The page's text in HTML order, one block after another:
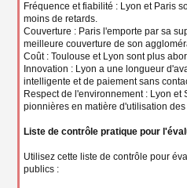
Fréquence et fiabilité : Lyon et Paris
moins de retards.
Couverture : Paris l'emporte par sa
meilleure couverture de son
Coût : Toulouse et Lyon sont plus
Innovation : Lyon a une longueur
intelligente et de paiement sans
Respect de l'environnement : Lyon et
pionnières en matière d'utilisation
Liste de contrôle pratique pour
Utilisez cette liste de contrôle pour
publics :